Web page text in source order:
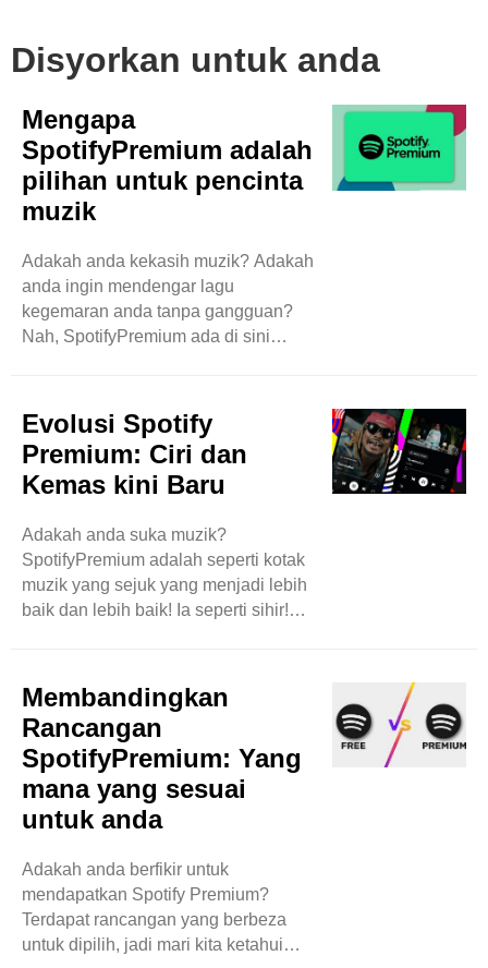
Disyorkan untuk anda
Mengapa
SpotifyPremium adalah
pilihan untuk pencinta
muzik
Adakah anda kekasih muzik? Adakah
anda ingin mendengar lagu
kegemaran anda tanpa gangguan?
Nah, SpotifyPremium ada di sini
Premium, anda tidak perlu risau
tentang iklan yang menjengkelkan
yang muncul semasa anda
menjelajah lagu kegemaran anda. Itu
pendengaran bebas iklan, jadi anda
boleh menikmati muzik anda tanpa
sebarang gangguan. Tetapi tunggu,
ada lagi! SpotifyPremium juga
Evolusi Spotify
Premium: Ciri dan
Kemas kini Baru
Adakah anda suka muzik?
SpotifyPremium adalah seperti kotak
muzik yang sejuk yang menjadi lebih
baik dan lebih baik! Ia seperti sihir!
kegemaran anda tanpa sebarang
gangguan. Bukankah itu hebat? Dan
teka apa? Anda boleh memuat turun
lagu untuk mendengar di luar talian!
Ini bermakna anda boleh mengambil
muzik anda di mana -mana,
tunggu, ada lagi! SpotifyPremium
terus menjadi lebih sejuk dengan
barangan ..
Membandingkan
Rancangan
SpotifyPremium: Yang
mana yang sesuai
untuk anda
Adakah anda berfikir untuk
mendapatkan Spotify Premium?
Terdapat rancangan yang berbeza
untuk dipilih, jadi mari kita ketahui